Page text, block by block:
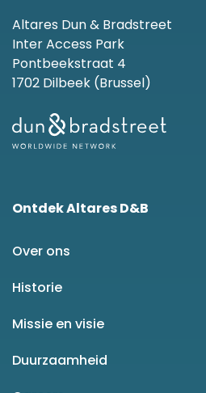
Altares Dun & Bradstreet
Inter Access Park
Pontbeekstraat 4
1702 Dilbeek (Brussel)
Ontdek Altares D&B
Over ons
Historie
Missie en visie
Duurzaamheid